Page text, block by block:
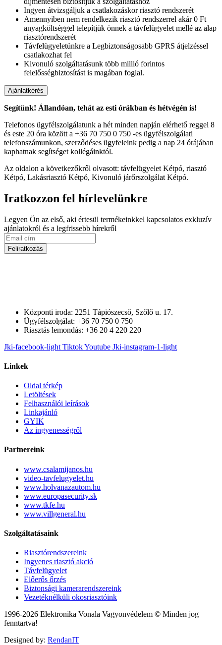
Ingyen átvizsgáljuk a csatlakozáskor riasztó rendszerét
Amennyiben nem rendelkezik riasztó rendszerrel akár 0 Ft
anyagköltséggel telepítjük önnek a távfelügyelet mellé az alap
riasztórendszerét
Távfelügyeletünkre a Legbiztonságosabb GPRS átjelzéssel
csatlakozhat fel
Kivonuló szolgáltatásunk több millió forintos
felelősségbiztosítást is magában foglal.
Segítünk! Állandóan, tehát az esti órákban és hétvégén is!
Telefonos ügyfélszolgálatunk a hét minden napján elérhető reggel 8
és este 20 óra között a +36 70 750 0 750 -es ügyfélszolgálati
telefonszámunkon, szerződéses ügyfeleink pedig a nap 24 órájában
kaphatnak segítséget kollégáinktól.
Az oldalon a következőkről olvasott: távfelügyelet Kétpó, riasztó
Kétpó, Lakásriasztó Kétpó, Kivonuló járőrszolgálat Kétpó.
Iratkozzon fel hírlevelünkre
Legyen Ön az első, aki értesül termékeinkkel kapcsolatos exkluzív
ajánlatokról és a legfrissebb hírekről
Feliratkozás
Központi iroda: 2251 Tápiószecső, Szőlő u. 17.
Ügyfélszolgálat: +36 70 750 0 750
Riasztás lemondás: +36 20 4 220 220
Jki-facebook-light TiktokYoutube Jki-instagram-1-light
Linkek
Oldal térkép
Letöltések
Felhasználói leírások
Linkajánló
GYIK
Az ingyenességről
Partnereink
www.csalamijanos.hu
video-tavfelugyelet.hu
www.holvanazautom.hu
www.europasecurity.sk
www.tkfe.hu
www.villgeneral.hu
Szolgáltatásaink
Riasztórendszereink
Ingyenes riasztó akció
Távfelügyelet
Előerős őrzés
Biztonsági kamerarendszereink
Vezetéknélküli okosriasztóink
1996-2026 Elektronika Vonala Vagyonvédelem © Minden jog
fenntartva!
Designed by: RendanIT